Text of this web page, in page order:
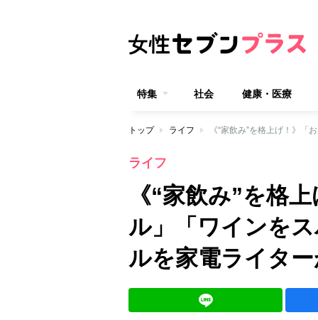
特集 社会 健康・医療
トップ ライフ
ライフ
《“家飲み”を格
ル」「ワインを
ルを家電ライタ